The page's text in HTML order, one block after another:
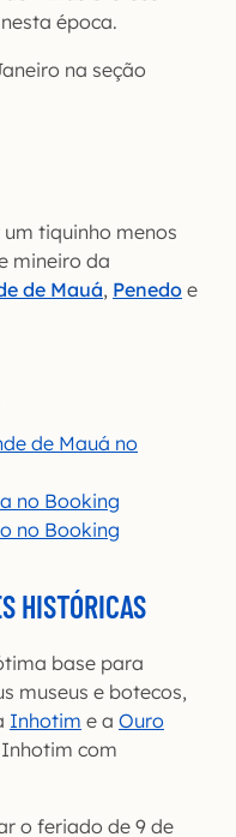
época.
na seção
tiquinho menos
mineiro da
de Mauá, Penedo e
de Mauá no
no Booking
no Booking
HISTÓRICAS
base para
museus e botecos,
Inhotim e a Ouro
com
o feriado de 9 de